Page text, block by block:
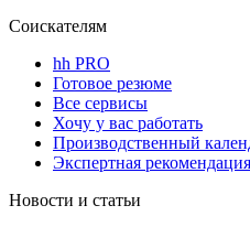
Соискателям
hh PRO
Готовое резюме
Все сервисы
Хочу у вас работать
Производственный
Экспертная рекомендация
Новости и статьи